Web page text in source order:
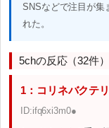
SNSなどで注目が集
れた。
5chの反応（32件）
1：コリネバクテ
ID:ifq6xi3m0●